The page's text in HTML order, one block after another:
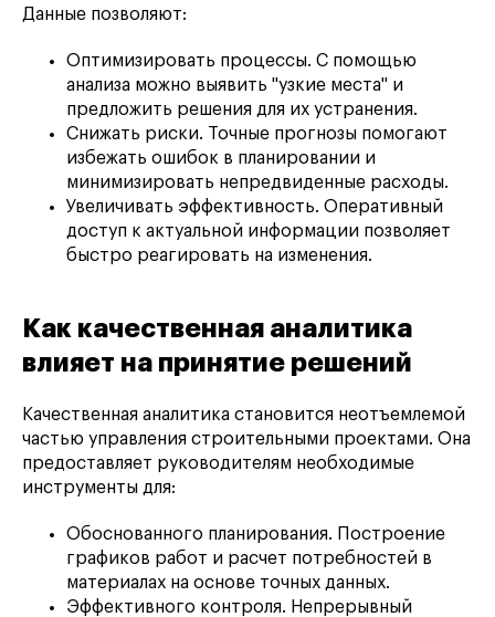
Данные позволяют:
Оптимизировать процессы. С помощью
анализа можно выявить "узкие места" и
предложить решения для их устранения.
Снижать риски. Точные прогнозы помогают
избежать ошибок в планировании и
минимизировать непредвиденные расходы.
Увеличивать эффективность. Оперативный
доступ к актуальной информации позволяет
быстро реагировать на изменения.
Как качественная аналитика
влияет на принятие решений
Качественная аналитика становится неотъемлемой
частью управления строительными проектами. Она
предоставляет руководителям необходимые
инструменты для:
Обоснованного планирования. Построение
графиков работ и расчет потребностей в
материалах на основе точных данных.
Эффективного контроля. Непрерывный